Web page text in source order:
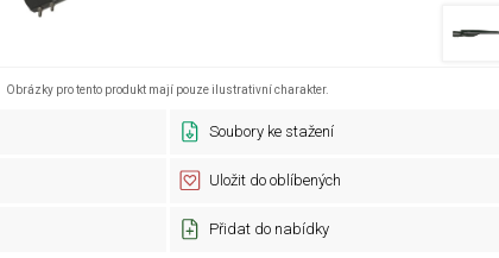
Obrázky pro tento produkt mají pouze ilustrativní charakter.
Soubory ke stažení
Uložit do oblíbených
Přidat do nabídky